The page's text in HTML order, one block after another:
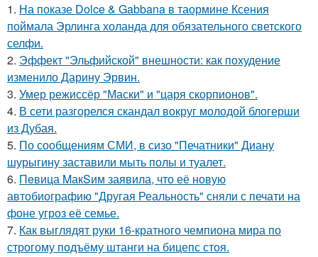
1. На показе Dolce & Gabbana в таормине Ксения
поймала Эрлинга холанда для обязательного светского
селфи.
2. Эффект "Эльфийской" внешности: как похудение
изменило Дарину Эрвин.
3. Умер режиссёр "Маски" и "царя скорпионов".
4. В сети разгорелся скандал вокруг молодой блогерши
из Дубая.
5. По сообщениям СМИ, в сизо "Печатники" Диану
шурыгину заставили мыть полы и туалет.
6. Пeвица MакSим заявила, что её новую
автобиографию "Другая Реальность" сняли с печати на
фоне угроз её семье.
7. Как выглядят руки 16-кратного чемпиона мира по
строгому подъёму штанги на бицепс стоя.